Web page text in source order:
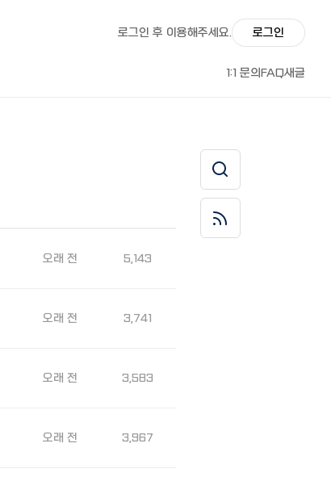
로그인 후 이용해주세요. 로그인
1:1 문의FAQ새글
오래 전 5,143
오래 전 3,741
오래 전 3,583
오래 전 3,967